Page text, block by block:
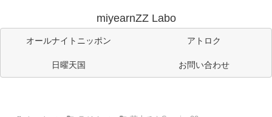
miyearnZZ Labo
オールナイトニッポン アトロク
日曜天国 お問い合わせ